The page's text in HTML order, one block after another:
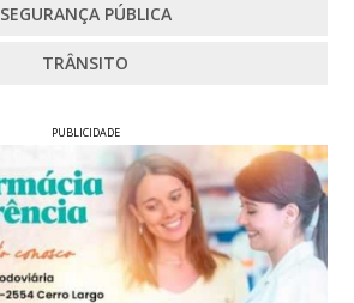
SEGURANÇA PÚBLICA
TRÂNSITO
PUBLICIDADE